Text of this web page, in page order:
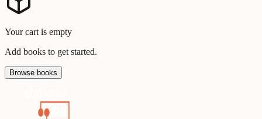
Your cart is empty
Add books to get started.
Browse books